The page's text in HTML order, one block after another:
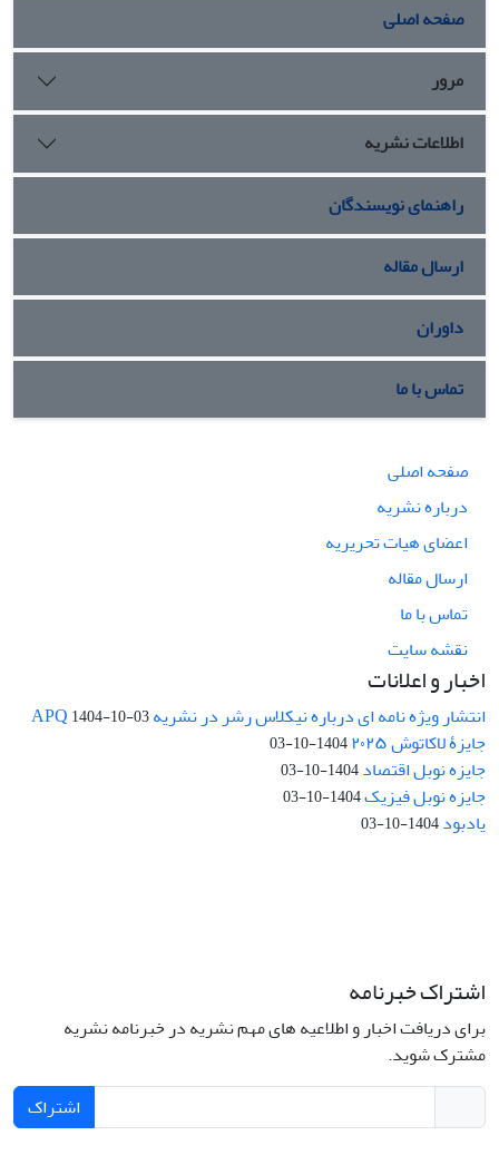
صفحه اصلی
مرور
اطلاعات نشریه
راهنمای نویسندگان
ارسال مقاله
داوران
تماس با ما
صفحه اصلی
درباره نشریه
اعضای هیات تحریریه
ارسال مقاله
تماس با ما
نقشه سایت
اخبار و اعلانات
انتشار ویژه نامه ای درباره نیکلاس رشر در نشریه APQ1404-10-03
جایزۀ لاکاتوش ۲۰۲۵ 1404-10-03
جایزه نوبل اقتصاد1404-10-03
جایزه نوبل فیزیک1404-10-03
یادبود1404-10-03
اشتراک خبرنامه
برای دریافت اخبار و اطلاعیه های مهم نشریه در خبرنامه نشریه
مشترک شوید.
اشتراک